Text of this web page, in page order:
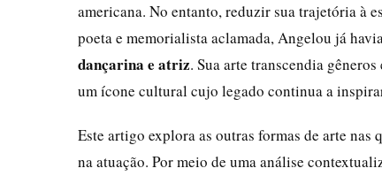
americana. No entanto, reduzir sua trajetória à
poeta e memorialista aclamada, Angelou já
dançarina e atriz. Sua arte transcendia
um ícone cultural cujo legado continua a
Este artigo explora as outras formas de arte nas
na atuação. Por meio de uma análise